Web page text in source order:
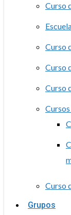
Curso
Curso
Curso
Curso
Curso
Grupos